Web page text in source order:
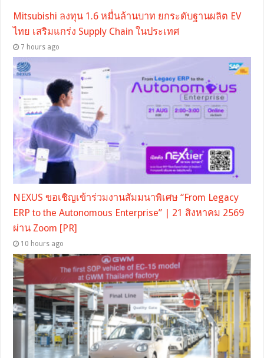
Mitsubishi ลงทุน 1.6 หมื่นล้านบาท ยกระดับฐานผลิต EV
ไทย เสริมแกร่ง Supply Chain ในประเทศ
7 hours ago
NEXUS ขอเชิญเข้าร่วมงานสัมมนาพิเศษ “From Legacy
ERP to the Autonomous Enterprise” | 21 สิงหาคม 2569
ผ่าน Zoom [PR]
10 hours ago